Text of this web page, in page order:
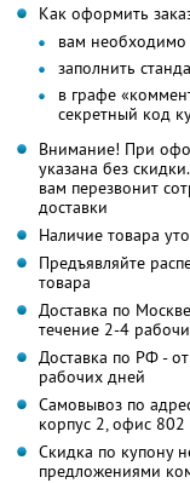
Как оформить
вам необходимо
заполнить
в графе
секретный код
Внимание! При
указана без
вам перезвонит
доставки
Наличие товара
Предъявляйте
товара
Доставка по
течение 2-4
Доставка по РФ -
рабочих дней
Самовывоз по
корпус 2, офис 802
Скидка по купону
предложениями